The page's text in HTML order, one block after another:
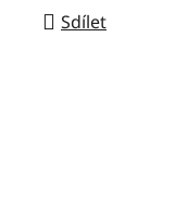
Sdílet